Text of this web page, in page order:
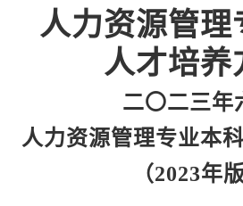
人力资源管理
人才培养
二〇二三年
人力资源管理专业本
（2023年版